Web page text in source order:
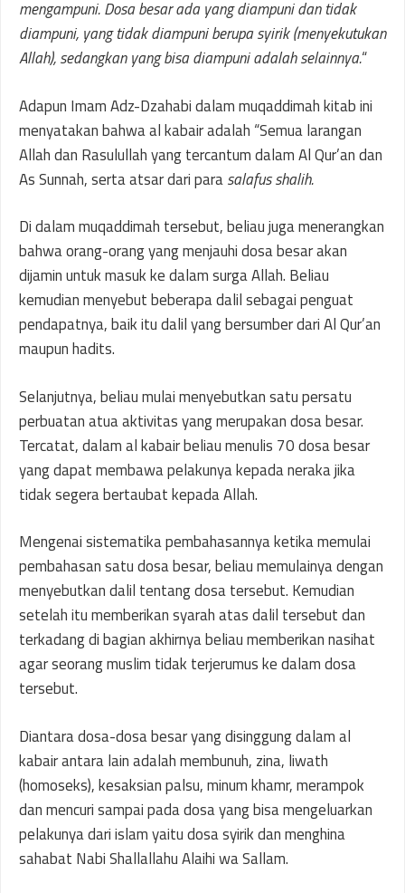
mengampuni. Dosa besar ada yang diampuni dan tidak
diampuni, yang tidak diampuni berupa syirik (menyekutukan
Allah), sedangkan yang bisa diampuni adalah selainnya.“
Adapun Imam Adz-Dzahabi dalam muqaddimah kitab ini
menyatakan bahwa al kabair adalah “Semua larangan
Allah dan Rasulullah yang tercantum dalam Al Qur’an dan
As Sunnah, serta atsar dari parasalafus shalih.
Di dalam muqaddimah tersebut, beliau juga menerangkan
bahwa orang-orang yang menjauhi dosa besar akan
dijamin untuk masuk ke dalam surga Allah. Beliau
kemudian menyebut beberapa dalil sebagai penguat
pendapatnya, baik itu dalil yang bersumber dari Al Qur’an
maupun hadits.
Selanjutnya, beliau mulai menyebutkan satu persatu
perbuatan atua aktivitas yang merupakan dosa besar.
Tercatat, dalam al kabair beliau menulis 70 dosa besar
yang dapat membawa pelakunya kepada neraka jika
tidak segera bertaubat kepada Allah.
Mengenai sistematika pembahasannya ketika memulai
pembahasan satu dosa besar, beliau memulainya dengan
menyebutkan dalil tentang dosa tersebut. Kemudian
setelah itu memberikan syarah atas dalil tersebut dan
terkadang di bagian akhirnya beliau memberikan nasihat
agar seorang muslim tidak terjerumus ke dalam dosa
tersebut.
Diantara dosa-dosa besar yang disinggung dalam al
kabair antara lain adalah membunuh, zina, liwath
(homoseks), kesaksian palsu, minum khamr, merampok
dan mencuri sampai pada dosa yang bisa mengeluarkan
pelakunya dari islam yaitu dosa syirik dan menghina
sahabat Nabi Shallallahu Alaihi wa Sallam.